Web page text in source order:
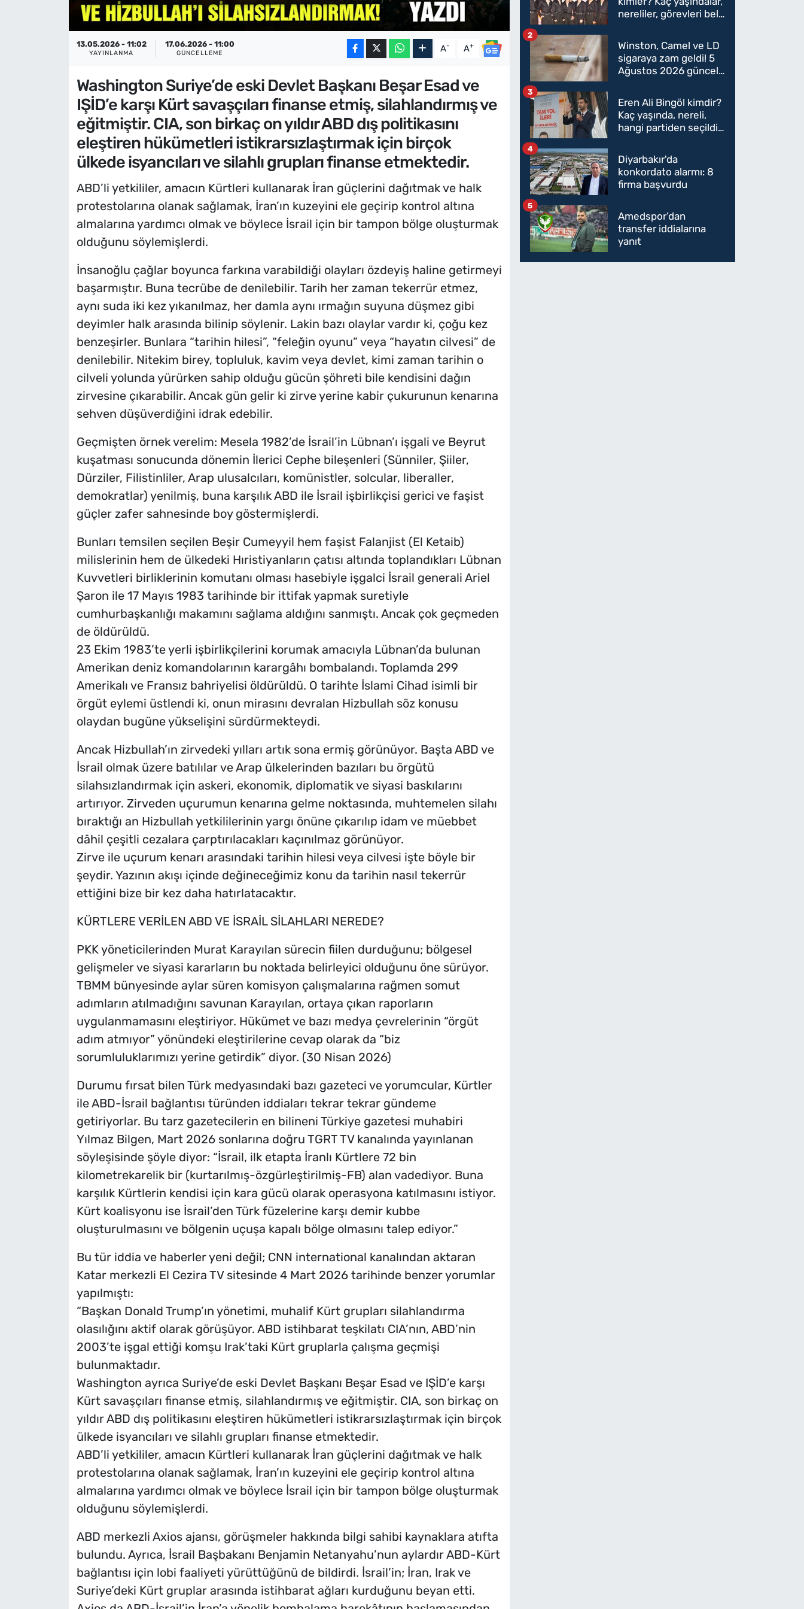
13.05.2026 - 11:02
YAYINLANMA
17.06.2026 - 11:00
GÜNCELLEME A- A+
Washington Suriye’de eski Devlet Başkanı Beşar Esad ve
IŞİD’e karşı Kürt savaşçıları finanse etmiş, silahlandırmış ve
eğitmiştir. CIA, son birkaç on yıldır ABD dış politikasını
eleştiren hükümetleri istikrarsızlaştırmak için birçok
ülkede isyancıları ve silahlı grupları finanse etmektedir.
ABD’li yetkililer, amacın Kürtleri kullanarak İran güçlerini dağıtmak ve halk
protestolarına olanak sağlamak, İran’ın kuzeyini ele geçirip kontrol altına
almalarına yardımcı olmak ve böylece İsrail için bir tampon bölge oluşturmak
olduğunu söylemişlerdi.
İnsanoğlu çağlar boyunca farkına varabildiği olayları özdeyiş haline getirmeyi
başarmıştır. Buna tecrübe de denilebilir. Tarih her zaman tekerrür etmez,
aynı suda iki kez yıkanılmaz, her damla aynı ırmağın suyuna düşmez gibi
deyimler halk arasında bilinip söylenir. Lakin bazı olaylar vardır ki, çoğu kez
benzeşirler. Bunlara “tarihin hilesi”, “feleğin oyunu” veya “hayatın cilvesi” de
denilebilir. Nitekim birey, topluluk, kavim veya devlet, kimi zaman tarihin o
cilveli yolunda yürürken sahip olduğu gücün şöhreti bile kendisini dağın
zirvesine çıkarabilir. Ancak gün gelir ki zirve yerine kabir çukurunun kenarına
sehven düşüverdiğini idrak edebilir.
Geçmişten örnek verelim: Mesela 1982’de İsrail’in Lübnan’ı işgali ve Beyrut
kuşatması sonucunda dönemin İlerici Cephe bileşenleri (Sünniler, Şiiler,
Dürziler, Filistinliler, Arap ulusalcıları, komünistler, solcular, liberaller,
demokratlar) yenilmiş, buna karşılık ABD ile İsrail işbirlikçisi gerici ve faşist
güçler zafer sahnesinde boy göstermişlerdi.
Bunları temsilen seçilen Beşir Cumeyyil hem faşist Falanjist (El Ketaib)
milislerinin hem de ülkedeki Hıristiyanların çatısı altında toplandıkları Lübnan
Kuvvetleri birliklerinin komutanı olması hasebiyle işgalci İsrail generali Ariel
Şaron ile 17 Mayıs 1983 tarihinde bir ittifak yapmak suretiyle
cumhurbaşkanlığı makamını sağlama aldığını sanmıştı. Ancak çok geçmeden
de öldürüldü.
23 Ekim 1983’te yerli işbirlikçilerini korumak amacıyla Lübnan’da bulunan
Amerikan deniz komandolarının karargâhı bombalandı. Toplamda 299
Amerikalı ve Fransız bahriyelisi öldürüldü. O tarihte İslami Cihad isimli bir
örgüt eylemi üstlendi ki, onun mirasını devralan Hizbullah söz konusu
olaydan bugüne yükselişini sürdürmekteydi.
Ancak Hizbullah’ın zirvedeki yılları artık sona ermiş görünüyor. Başta ABD ve
İsrail olmak üzere batılılar ve Arap ülkelerinden bazıları bu örgütü
silahsızlandırmak için askeri, ekonomik, diplomatik ve siyasi baskılarını
artırıyor. Zirveden uçurumun kenarına gelme noktasında, muhtemelen silahı
bıraktığı an Hizbullah yetkililerinin yargı önüne çıkarılıp idam ve müebbet
dâhil çeşitli cezalara çarptırılacakları kaçınılmaz görünüyor.
Zirve ile uçurum kenarı arasındaki tarihin hilesi veya cilvesi işte böyle bir
şeydir. Yazının akışı içinde değineceğimiz konu da tarihin nasıl tekerrür
ettiğini bize bir kez daha hatırlatacaktır.
KÜRTLERE VERİLEN ABD VE İSRAİL SİLAHLARI NEREDE?
PKK yöneticilerinden Murat Karayılan sürecin fiilen durduğunu; bölgesel
gelişmeler ve siyasi kararların bu noktada belirleyici olduğunu öne sürüyor.
TBMM bünyesinde aylar süren komisyon çalışmalarına rağmen somut
adımların atılmadığını savunan Karayılan, ortaya çıkan raporların
uygulanmamasını eleştiriyor. Hükümet ve bazı medya çevrelerinin “örgüt
adım atmıyor” yönündeki eleştirilerine cevap olarak da “biz
sorumluluklarımızı yerine getirdik” diyor. (30 Nisan 2026)
Durumu fırsat bilen Türk medyasındaki bazı gazeteci ve yorumcular, Kürtler
ile ABD-İsrail bağlantısı türünden iddiaları tekrar tekrar gündeme
getiriyorlar. Bu tarz gazetecilerin en bilineni Türkiye gazetesi muhabiri
Yılmaz Bilgen, Mart 2026 sonlarına doğru TGRT TV kanalında yayınlanan
söyleşisinde şöyle diyor: “İsrail, ilk etapta İranlı Kürtlere 72 bin
kilometrekarelik bir (kurtarılmış-özgürleştirilmiş-FB) alan vadediyor. Buna
karşılık Kürtlerin kendisi için kara gücü olarak operasyona katılmasını istiyor.
Kürt koalisyonu ise İsrail’den Türk füzelerine karşı demir kubbe
oluşturulmasını ve bölgenin uçuşa kapalı bölge olmasını talep ediyor.”
Bu tür iddia ve haberler yeni değil; CNN international kanalından aktaran
Katar merkezli El Cezira TV sitesinde 4 Mart 2026 tarihinde benzer yorumlar
yapılmıştı:
“Başkan Donald Trump’ın yönetimi, muhalif Kürt grupları silahlandırma
olasılığını aktif olarak görüşüyor. ABD istihbarat teşkilatı CIA’nın, ABD’nin
2003’te işgal ettiği komşu Irak’taki Kürt gruplarla çalışma geçmişi
bulunmaktadır.
Washington ayrıca Suriye’de eski Devlet Başkanı Beşar Esad ve IŞİD’e karşı
Kürt savaşçıları finanse etmiş, silahlandırmış ve eğitmiştir. CIA, son birkaç on
yıldır ABD dış politikasını eleştiren hükümetleri istikrarsızlaştırmak için birçok
ülkede isyancıları ve silahlı grupları finanse etmektedir.
ABD’li yetkililer, amacın Kürtleri kullanarak İran güçlerini dağıtmak ve halk
protestolarına olanak sağlamak, İran’ın kuzeyini ele geçirip kontrol altına
almalarına yardımcı olmak ve böylece İsrail için bir tampon bölge oluşturmak
olduğunu söylemişlerdi.
ABD merkezli Axios ajansı, görüşmeler hakkında bilgi sahibi kaynaklara atıfta
bulundu. Ayrıca, İsrail Başbakanı Benjamin Netanyahu’nun aylardır ABD-Kürt
bağlantısı için lobi faaliyeti yürüttüğünü de bildirdi. İsrail’in; İran, Irak ve
Suriye’deki Kürt gruplar arasında istihbarat ağları kurduğunu beyan etti.
nereliler, görevleri belli
Winston, Camel ve LD
sigaraya zam geldi! 5
Ağustos 2026 güncel
2
Eren Ali Bingöl kimdir?
Kaç yaşında, nereli,
hangi partiden seçildi?
Parti'ye mi geçecek?
3
Diyarbakır'da
konkordato alarmı: 8
firma başvurdu
4
Amedspor’dan
transfer iddialarına
yanıt
5